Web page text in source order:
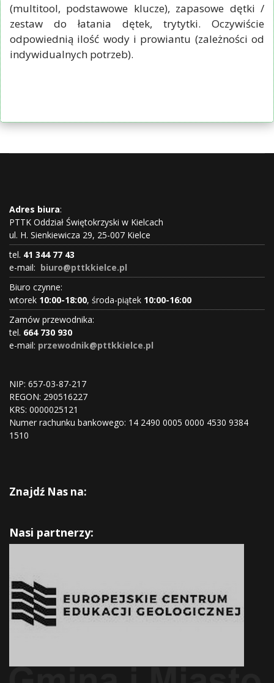
(multitool, podstawowe klucze), zapasowe dętki /
zestaw do łatania dętek, trytytki. Oczywiście
odpowiednią ilość wody i prowiantu (zależności od
indywidualnych potrzeb).
Adres biura:
PTTK Oddział Świętokrzyski w Kielcach
ul. H. Sienkiewicza 29, 25-007 Kielce
tel. 41 344 77 43
e-mail: biuro@pttkkielce.pl
Biuro czynne:
wtorek 10:00-18:00, środa-piątek 10:00-16:00
Zamów przewodnika:
tel. 664 730 930
e-mail: przewodnik@pttkkielce.pl
NIP: 657-03-87-217
REGON: 290516227
KRS: 0000025121
Numer rachunku bankowego: 14 2490 0005 0000 4530 9384
1510
Znajdź Nas na:
Nasi partnerzy: